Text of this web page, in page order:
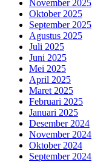
November 2025
Oktober 2025
September 2025
Agustus 2025
Juli 2025
Juni 2025
Mei 2025
April 2025
Maret 2025
Februari 2025
Januari 2025
Desember 2024
November 2024
Oktober 2024
September 2024